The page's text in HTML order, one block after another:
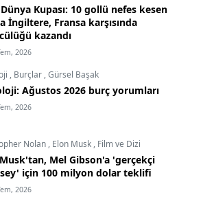
Kupası: 10 gollü nefes kesen
İngiltere, Fransa karşısında
kazandı
2026
, Burçlar ,Gürsel Başak
Ağustos 2026 burç yorumları
2026
Nolan , Elon Musk , Film ve Dizi
Mel Gibson'a 'gerçekçi
için 100 milyon dolar teklifi
2026